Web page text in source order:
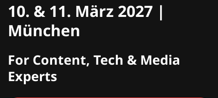
CMCX
10. & 11. März 2027 |
München
For Content, Tech & Media
Experts